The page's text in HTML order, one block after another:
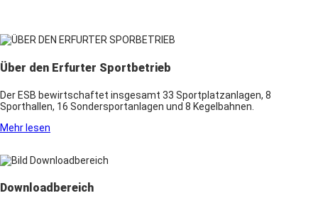
Über den Erfurter Sportbetrieb
Der ESB bewirtschaftet insgesamt 33 Sportplatzanlagen, 8
Sporthallen, 16 Sondersportanlagen und 8 Kegelbahnen.
Mehr lesen
Downloadbereich